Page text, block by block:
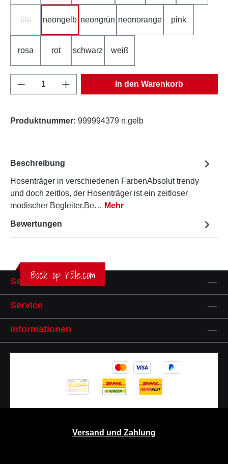
lila
(Diese Option ist zurzeit nicht verfügbar.)
neongelb neongrün neonorange pink
rosa rot schwarz weiß
Produkt Anzahl: Gib den gewünschten
In den Warenkorb
Produktnummer: 999994379 n.gelb
Beschreibung
Hosenträger in verschiedenen FarbenAbsolut trendy
und doch zeitlos, der Hosenträger ist ein zeitloser
modischer Begleiter.Be… Mehr
Bewertungen
Bock op Kölle.com
Service-Hotline
Service
Informationen
Versand und Zahlung